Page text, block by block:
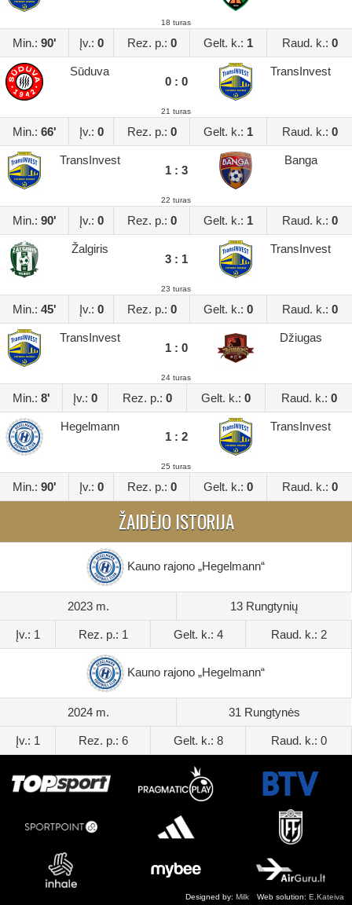
18 turas
Min.: 90' Įv.: 0 Rez. p.: 0 Gelt. k.: 1 Raud. k.: 0
Sūduva
0 : 0
TransInvest
21 turas
Min.: 66' Įv.: 0 Rez. p.: 0 Gelt. k.: 1 Raud. k.: 0
TransInvest
1 : 3
Banga
22 turas
Min.: 90' Įv.: 0 Rez. p.: 0 Gelt. k.: 1 Raud. k.: 0
Žalgiris
3 : 1
TransInvest
23 turas
Min.: 45' Įv.: 0 Rez. p.: 0 Gelt. k.: 0 Raud. k.: 0
TransInvest
1 : 0
Džiugas
24 turas
Min.: 8' Įv.: 0 Rez. p.: 0 Gelt. k.: 0 Raud. k.: 0
Hegelmann
1 : 2
TransInvest
25 turas
Min.: 90' Įv.: 0 Rez. p.: 0 Gelt. k.: 0 Raud. k.: 0
ŽAIDĖJO ISTORIJA
Kauno rajono „Hegelmann“
2023 m. 13 Rungtynių
Įv.: 1 Rez. p.: 1 Gelt. k.: 4 Raud. k.: 2
Kauno rajono „Hegelmann“
2024 m. 31 Rungtynės
Įv.: 1 Rez. p.: 6 Gelt. k.: 8 Raud. k.: 0
Web solution: E.Kateiva
Designed by: Milk